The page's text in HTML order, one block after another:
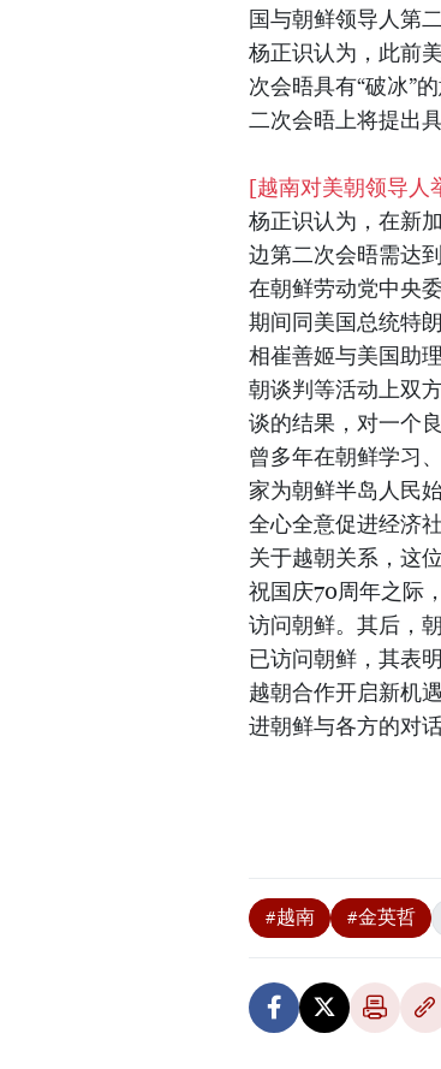
国与朝鲜领导人第
杨正识认为，此前
次会晤具有“破冰”
二次会晤上将提出具
[越南对美朝领导人
杨正识认为，在新
边第二次会晤需达
在朝鲜劳动党中央
期间同美国总统特
相崔善姬与美国助
朝谈判等活动上双
谈的结果，对一个
曾多年在朝鲜学习
家为朝鲜半岛人民
全心全意促进经济
关于越朝关系，这
祝国庆70周年之际
访问朝鲜。其后，
已访问朝鲜，其表
越朝合作开启新机
进朝鲜与各方的对
#越南 #金英哲